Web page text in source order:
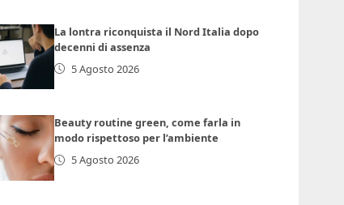
La lontra riconquista il Nord Italia dopo
decenni di assenza
5 Agosto 2026
Beauty routine green, come farla in
modo rispettoso per l’ambiente
5 Agosto 2026